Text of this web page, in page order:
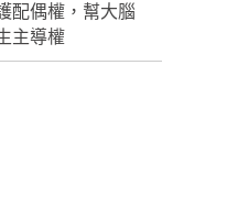
配偶權，幫大腦
主導權